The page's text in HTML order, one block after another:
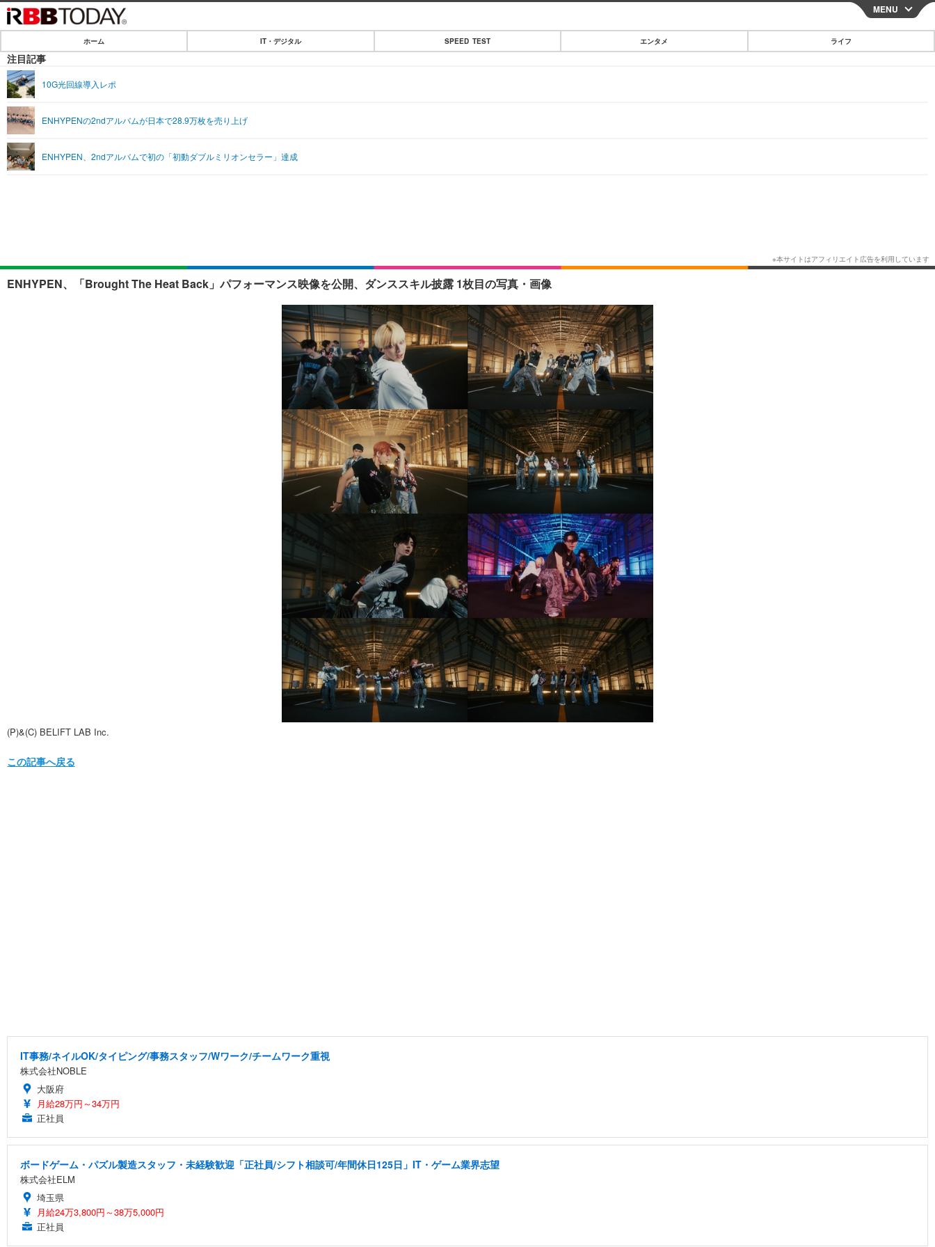
CLOSE
IT・デジタル
ショッピング
SPEED TEST
エンタメ
エンタメTOP
ショッピング その他
ライフ
MENU
ホーム IT・デジタル SPEED TEST エンタメ ライフ
注目記事
10G光回線導入レポ
ENHYPENの2ndアルバムが日本で28.9万枚を売り上げ
ENHYPEN、2ndアルバムで初の「初動ダブルミリオンセラー」達成
ENHYPEN、「Brought The Heat Back」パフォーマンス映像を公開、ダンススキル披露 1枚目の写真・画像
(P)&(C) BELIFT LAB Inc.
この記事へ戻る
IT事務/ネイルOK/タイピング/事務スタッフ/Wワーク/チームワーク重視
株式会社NOBLE
大阪府
月給28万円～34万円
正社員
ボードゲーム・パズル製造スタッフ・未経験歓迎「正社員/シフト相談可/年間休日125日」IT・ゲーム業界志望
株式会社ELM
埼玉県
月給24万3,800円～38万5,000円
正社員